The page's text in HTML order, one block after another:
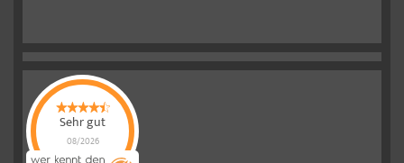
Sehr gut
08/2026